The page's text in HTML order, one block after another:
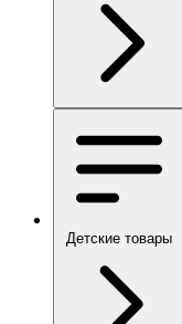
Детские товары